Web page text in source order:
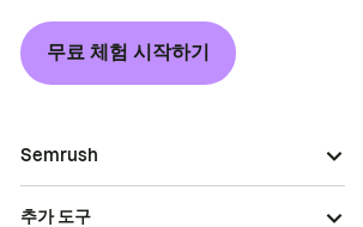
무료 체험 시작하기
Semrush
추가 도구